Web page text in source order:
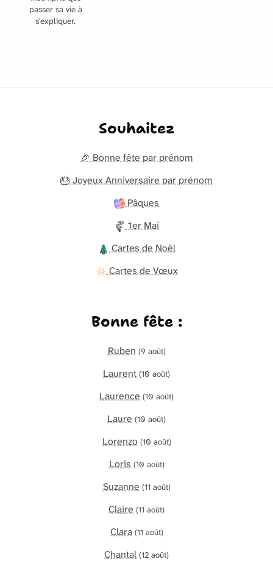
passer sa vie à
s'expliquer.
Souhaitez
🎉 Bonne fête par prénom
🎂 Joyeux Anniversaire par prénom
Pâques
1er Mai
Cartes de Noël
Cartes de Vœux
Bonne fête :
Ruben (9 août)
Laurent (10 août)
Laurence (10 août)
Laure (10 août)
Lorenzo (10 août)
Loris (10 août)
Suzanne (11 août)
Claire (11 août)
Clara (11 août)
Chantal (12 août)